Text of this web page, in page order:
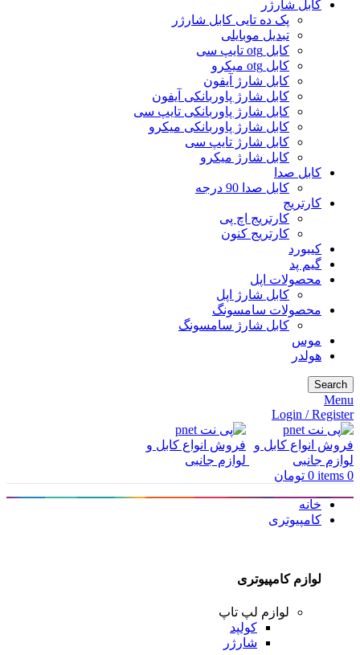
کابل شارژر
پک ده تایی کابل شارژر
تبدیل موبایلی
کابل otg تایپ سی
کابل otg میکرو
کابل شارژ آیفون
کابل شارژ پاوربانکی آیفون
کابل شارژ پاوربانکی تایپ سی
کابل شارژ پاوربانکی میکرو
کابل شارژ تایپ سی
کابل شارژ میکرو
کابل صدا
کابل صدا 90 درجه
کارتریج
کارتریج اچ پی
کارتریج کنون
کیبورد
گیم پد
محصولات اپل
کابل شارژ اپل
محصولات سامسونگ
کابل شارژ سامسونگ
موس
هولدر
Search
Menu
Login / Register
0
items
0 تومان
خانه
کامپیوتری
لوازم کامپیوتری
لوازم لپ تاپ
کولپد
شارژر